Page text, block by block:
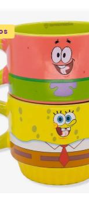
ADICIONAR AO
CARRINHO